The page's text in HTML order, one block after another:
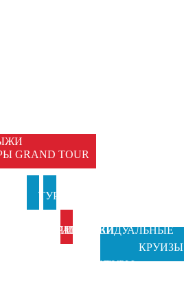
GRAND TOUR
ТУРЫ В
ИТАЛИЮ
ПРАЗДНИКИ
ОТ GRAND
ИНДИВИДУАЛЬНЫЕ
ТУРЫ
КРУИЗЫ